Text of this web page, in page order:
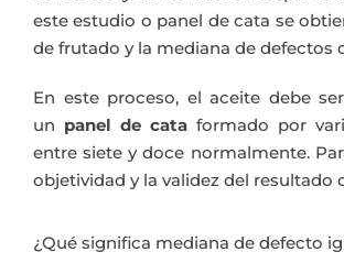
este estudio o panel de cata se
de frutado y la mediana de defectos
En este proceso, el aceite debe
un panel de cata formado por
entre siete y doce normalmente.
objetividad y la validez del resultado
¿Qué significa mediana de defecto